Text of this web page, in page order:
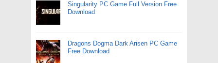
Singularity PC Game Full Version Free
Download
Dragons Dogma Dark Arisen PC Game
Free Download